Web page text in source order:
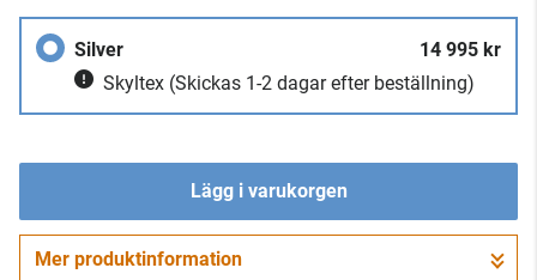
Silver
14 995 kr
Skyltex (Skickas 1-2 dagar efter beställning)
Lägg i varukorgen
Gå till kassan
Mer produktinformation